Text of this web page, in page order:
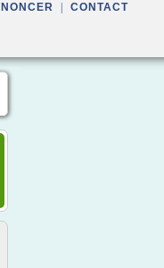
CONTACT